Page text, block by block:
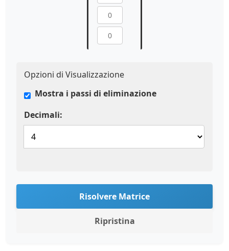
Opzioni di Visualizzazione
Mostra i passi di eliminazione
Decimali:
Risolvere Matrice
Ripristina